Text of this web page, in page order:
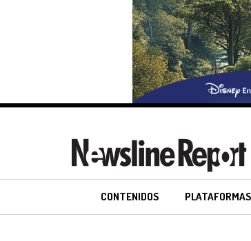
CONTENIDOS PLATAFORMAS